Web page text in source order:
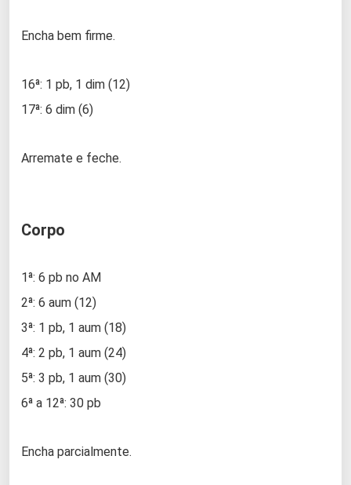
Encha bem firme.
16ª: 1 pb, 1 dim (12)
17ª: 6 dim (6)
Arremate e feche.
Corpo
1ª: 6 pb no AM
2ª: 6 aum (12)
3ª: 1 pb, 1 aum (18)
4ª: 2 pb, 1 aum (24)
5ª: 3 pb, 1 aum (30)
6ª a 12ª: 30 pb
Encha parcialmente.